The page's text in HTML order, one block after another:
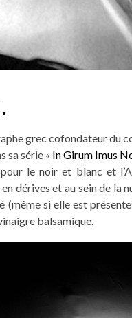
grec cofondateur du
sa série « In Girum Imus
le noir et blanc et
dérives et au sein de la
(même si elle est
balsamique.